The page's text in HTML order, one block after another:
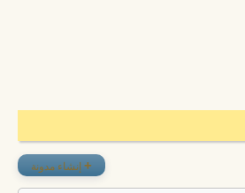
+ إنشاء مدونة